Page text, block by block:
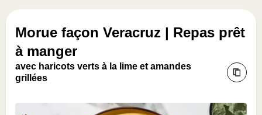
Morue façon Veracruz | Repas prêt
à manger
avec haricots verts à la lime et amandes
grillées